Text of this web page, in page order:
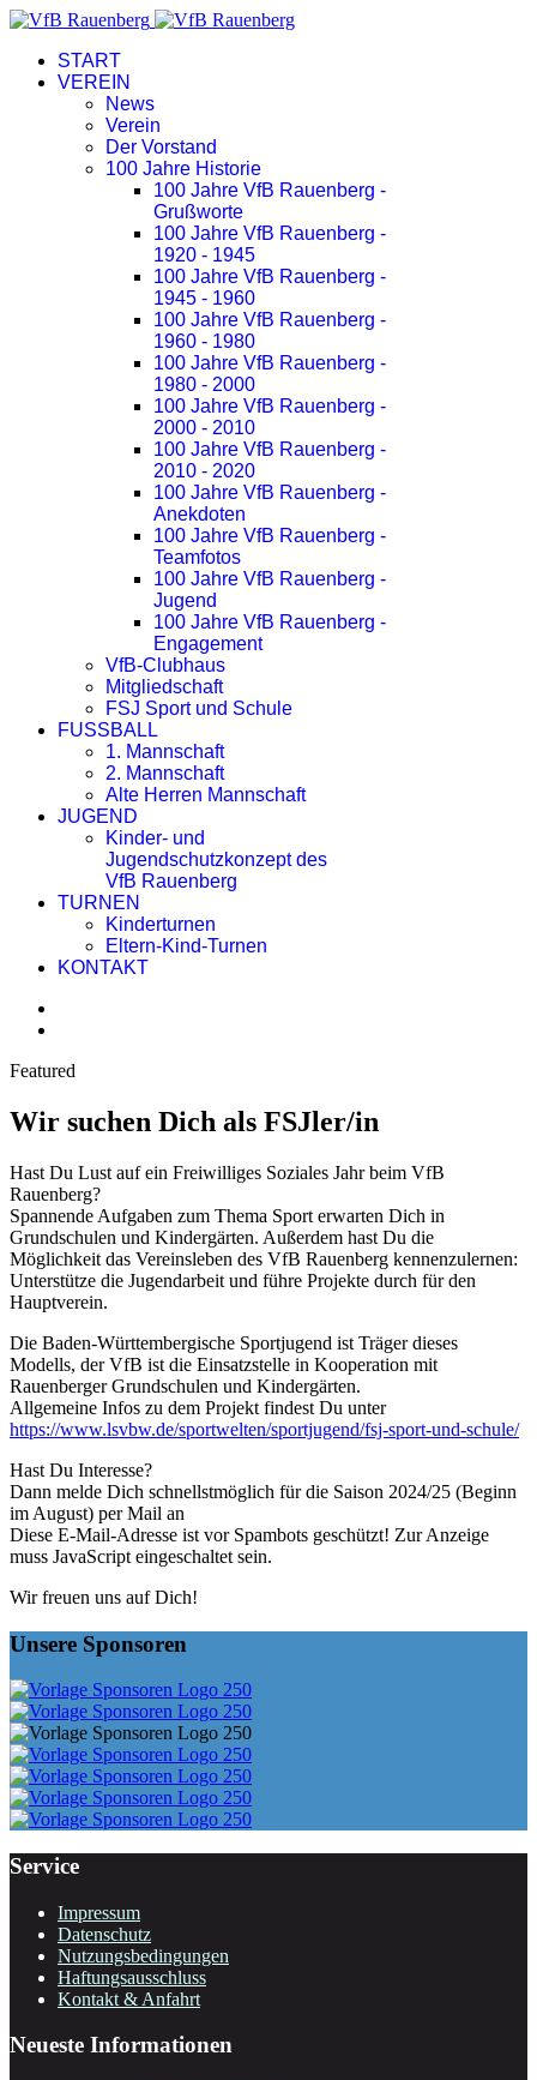
START
VEREIN
News
Verein
Der Vorstand
100 Jahre Historie
100 Jahre VfB Rauenberg -
Grußworte
100 Jahre VfB Rauenberg -
1920 - 1945
100 Jahre VfB Rauenberg -
1945 - 1960
100 Jahre VfB Rauenberg -
1960 - 1980
100 Jahre VfB Rauenberg -
1980 - 2000
100 Jahre VfB Rauenberg -
2000 - 2010
100 Jahre VfB Rauenberg -
2010 - 2020
100 Jahre VfB Rauenberg -
Anekdoten
100 Jahre VfB Rauenberg -
Teamfotos
100 Jahre VfB Rauenberg -
Jugend
100 Jahre VfB Rauenberg -
Engagement
VfB-Clubhaus
Mitgliedschaft
FSJ Sport und Schule
FUSSBALL
1. Mannschaft
2. Mannschaft
Alte Herren Mannschaft
JUGEND
Kinder- und
Jugendschutzkonzept des
VfB Rauenberg
TURNEN
Kinderturnen
Eltern-Kind-Turnen
KONTAKT
Featured
Wir suchen Dich als FSJler/in
Hast Du Lust auf ein Freiwilliges Soziales Jahr beim VfB
Rauenberg?
Spannende Aufgaben zum Thema Sport erwarten Dich in
Grundschulen und Kindergärten. Außerdem hast Du die
Möglichkeit das Vereinsleben des VfB Rauenberg kennenzulernen:
Unterstütze die Jugendarbeit und führe Projekte durch für den
Hauptverein.
Die Baden-Württembergische Sportjugend ist Träger dieses
Modells, der VfB ist die Einsatzstelle in Kooperation mit
Rauenberger Grundschulen und Kindergärten.
Allgemeine Infos zu dem Projekt findest Du unter
https://www.lsvbw.de/sportwelten/sportjugend/fsj-sport-und-schule/
Hast Du Interesse?
Dann melde Dich schnellstmöglich für die Saison 2024/25 (Beginn
im August) per Mail an
Diese E-Mail-Adresse ist vor Spambots geschützt! Zur Anzeige
muss JavaScript eingeschaltet sein.
Wir freuen uns auf Dich!
Unsere Sponsoren
Service
Impressum
Datenschutz
Nutzungsbedingungen
Haftungsausschluss
Kontakt & Anfahrt
Neueste Informationen